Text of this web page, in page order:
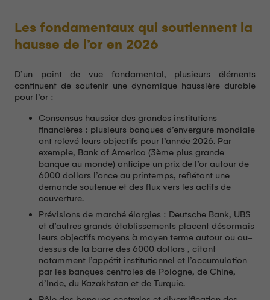
Les fondamentaux qui soutiennent la
hausse de l’or en 2026
D’un point de vue fondamental, plusieurs éléments
continuent de soutenir une dynamique haussière durable
pour l’or :
Consensus haussier des grandes institutions
financières : plusieurs banques d’envergure mondiale
ont relevé leurs objectifs pour l’année 2026. Par
exemple, Bank of America (3ème plus grande
banque au monde) anticipe un prix de l’or autour de
6000 dollars l’once au printemps, reflétant une
demande soutenue et des flux vers les actifs de
couverture.
Prévisions de marché élargies : Deutsche Bank, UBS
et d’autres grands établissements placent désormais
leurs objectifs moyens à moyen terme autour ou au-
dessus de la barre des 6000 dollars , citant
notamment l’appétit institutionnel et l’accumulation
par les banques centrales de Pologne, de Chine,
d’Inde, du Kazakhstan et de Turquie.